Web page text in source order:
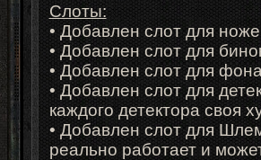
Слоты:
• Добавлен слот для
• Добавлен слот для
• Добавлен слот для
• Добавлен слот для
каждого детектора своя
• Добавлен слот для
реально работает и